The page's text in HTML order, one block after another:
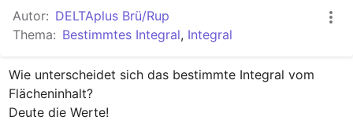
Autor: DELTAplus Brü/Rup
Thema: Bestimmtes Integral, Integral
Wie unterscheidet sich das bestimmte Integral vom
Flächeninhalt?
Deute die Werte!